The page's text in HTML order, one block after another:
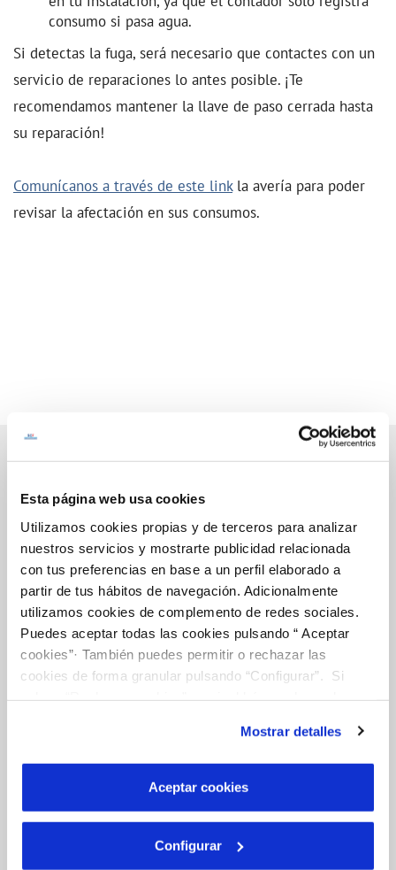
Esta página web usa cookies
Utilizamos cookies propias y de terceros para analizar
nuestros servicios y mostrarte publicidad relacionada
con tus preferencias en base a un perfil elaborado a
partir de tus hábitos de navegación. Adicionalmente
utilizamos cookies de complemento de redes sociales.
Puedes aceptar todas las cookies pulsando “ Aceptar
cookies”· También puedes permitir o rechazar las
cookies de forma granular pulsando “Configurar”. Si
son indispensables para que el sitio web funcione y que
por tanto no se pueden desactivar. Puedes consultar
más información en nuestraPolítica de Cookies
Mostrar detalles
Aceptar cookies
Configurar
consumo si pasa agua.
Si detectas la fuga, será necesario que contactes con un
servicio de reparaciones lo antes posible. ¡Te
recomendamos mantener la llave de paso cerrada hasta
su reparación!
Comunícanos a través de este linkla avería para poder
revisar la afectación en sus consumos.
Gestiones Online
FACTURAS, PAGOS Y CONSUMOS
CONTRATOS
MODIFICACIÓN DE DATOS
INCIDENCIAS
Tu Servicio